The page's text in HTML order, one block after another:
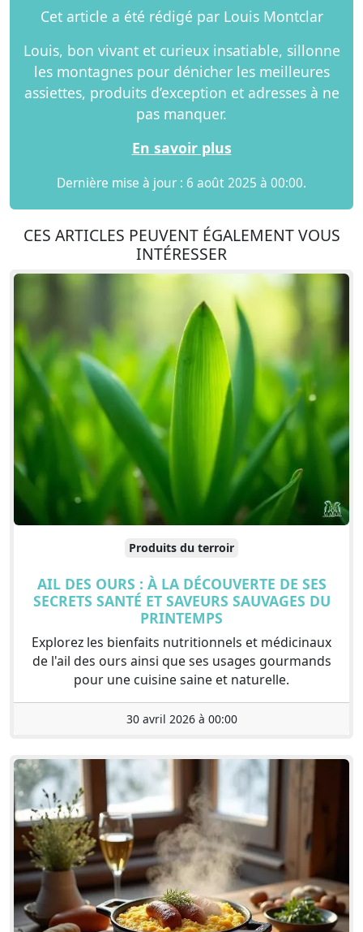
Cet article a été rédigé par Louis Montclar
Louis, bon vivant et curieux insatiable, sillonne
les montagnes pour dénicher les meilleures
assiettes, produits d’exception et adresses à ne
pas manquer.
En savoir plus
Dernière mise à jour : 6 août 2025 à 00:00.
CES ARTICLES PEUVENT ÉGALEMENT VOUS
INTÉRESSER
Produits du terroir
AIL DES OURS : À LA DÉCOUVERTE DE SES
SECRETS SANTÉ ET SAVEURS SAUVAGES DU
PRINTEMPS
Explorez les bienfaits nutritionnels et médicinaux
de l'ail des ours ainsi que ses usages gourmands
pour une cuisine saine et naturelle.
30 avril 2026 à 00:00